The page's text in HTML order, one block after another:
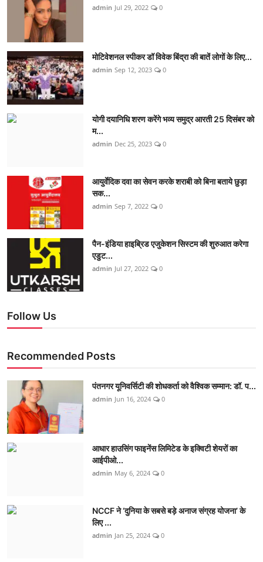
admin Jul 29, 2022 0
मोटिवेशनल स्पीकर डॉ विवेक बिंद्रा की बातें लोगों के लिए...
admin Sep 12, 2023 0
योगी दयानिधि शरण करेंगे भव्य समुद्र आरती 25 दिसंबर को
म...
admin Dec 25, 2023 0
आयुर्वेदिक दवा का सेवन करके शराबी को बिना बताये छुड़ा
सक...
admin Sep 7, 2022 0
पैन-इंडिया हाइब्रिड एजुकेशन सिस्टम की शुरुआत करेगा
एडुट...
admin Jul 27, 2022 0
Follow Us
Recommended Posts
पंतनगर यूनिवर्सिटी की शोधकर्ता को वैश्विक सम्मान: डॉ. प...
admin Jun 16, 2024 0
आधार हाउसिंग फाइनेंस लिमिटेड के इक्विटी शेयरों का
आईपीओ...
admin May 6, 2024 0
NCCF ने ‘दुनिया के सबसे बड़े अनाज संग्रह योजना’ के
लिए ...
admin Jan 25, 2024 0